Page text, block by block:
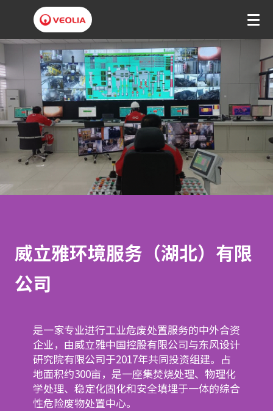
威
立
雅
环
境
服
务
北
）
有
威立雅环境服务（湖北）有限
公司
是一家专业进行工业危废处置服务的中外合资
企业，由威立雅中国控股有限公司与东风设计
研究院有限公司于2017年共同投资组建。占
地面积约300亩，是一座集焚烧处理、物理化
学处理、稳定化固化和安全填埋于一体的综合
性危险废物处置中心。